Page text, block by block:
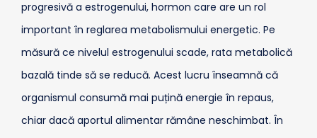
progresivă a estrogenului, hormon care are un rol
important în reglarea metabolismului energetic. Pe
măsură ce nivelul estrogenului scade, rata metabolică
bazală tinde să se reducă. Acest lucru înseamnă că
organismul consumă mai puțină energie în repaus,
chiar dacă aportul alimentar rămâne neschimbat. În